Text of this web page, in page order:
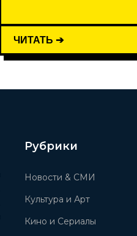
ЧИТАТЬ ➔
Рубрики
Новости & СМИ
Культура и Арт
Кино и Сериалы